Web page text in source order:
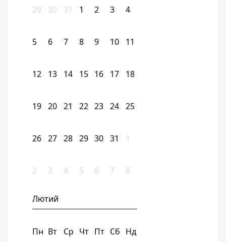
29 30 31 1 2 3 4
5 6 7 8 9 10 11
12 13 14 15 16 17 18
19 20 21 22 23 24 25
26 27 28 29 30 31 1
2 3 4 5 6 7 8
Лютий
Пн Вт Ср Чт Пт Сб Нд